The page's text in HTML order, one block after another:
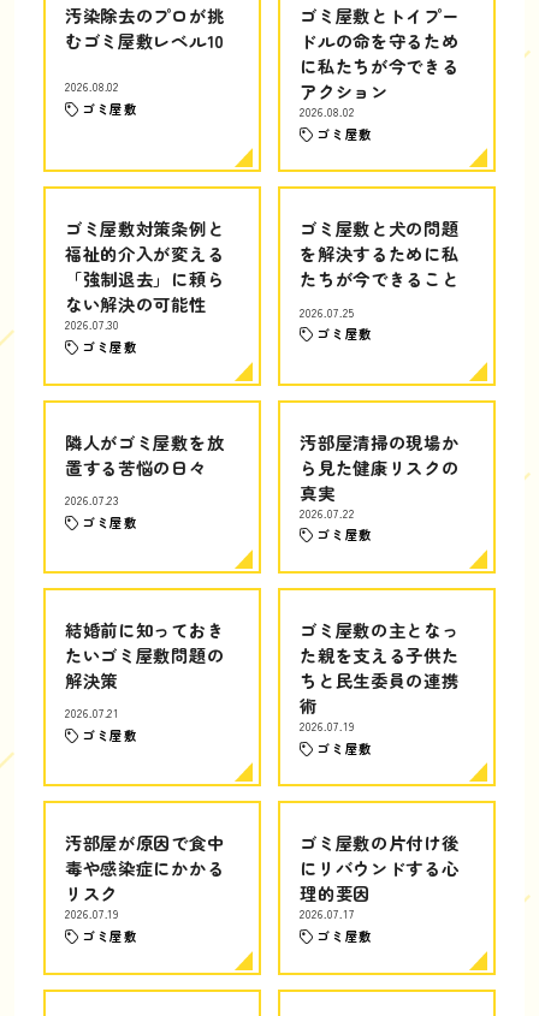
汚染除去のプロが挑
むゴミ屋敷レベル10
2026.08.02
ゴミ屋敷
ゴミ屋敷とトイプー
ドルの命を守るため
に私たちが今できる
アクション
2026.08.02
ゴミ屋敷
ゴミ屋敷対策条例と
福祉的介入が変える
「強制退去」に頼ら
ない解決の可能性
2026.07.30
ゴミ屋敷
ゴミ屋敷と犬の問題
を解決するために私
たちが今できること
2026.07.25
ゴミ屋敷
隣人がゴミ屋敷を放
置する苦悩の日々
2026.07.23
ゴミ屋敷
汚部屋清掃の現場か
ら見た健康リスクの
真実
2026.07.22
ゴミ屋敷
結婚前に知っておき
たいゴミ屋敷問題の
解決策
2026.07.21
ゴミ屋敷
ゴミ屋敷の主となっ
た親を支える子供た
ちと民生委員の連携
術
2026.07.19
ゴミ屋敷
汚部屋が原因で食中
毒や感染症にかかる
リスク
2026.07.19
ゴミ屋敷
ゴミ屋敷の片付け後
にリバウンドする心
理的要因
2026.07.17
ゴミ屋敷